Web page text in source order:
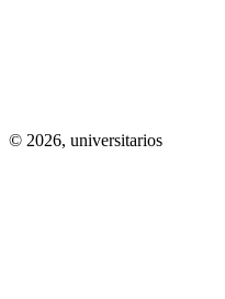
© 2026, universitarios